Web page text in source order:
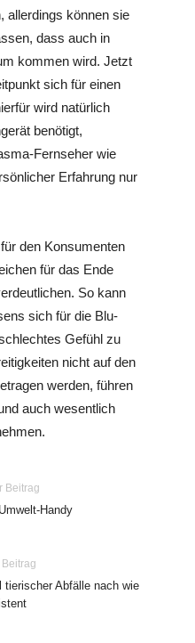
allerdings können sie
dass auch in
kommen wird. Jetzt
sich für einen
wird natürlich
benötigt,
Fernseher wie
Erfahrung nur
den Konsumenten
für das Ende
So kann
sich für die Blu-
Gefühl zu
nicht auf den
werden, führen
auch wesentlich
Beitrag
Handy
Abfälle nach wie